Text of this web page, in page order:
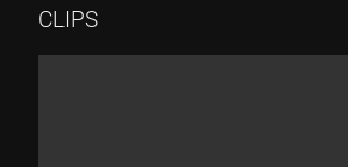
CLIPS